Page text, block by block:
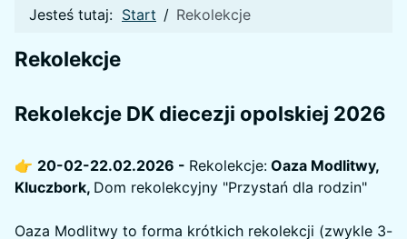
Jesteś tutaj: Start Rekolekcje
Rekolekcje
Rekolekcje DK diecezji opolskiej 2026
👉 20-02-22.02.2026 - Rekolekcje: Oaza Modlitwy,
Kluczbork, Dom rekolekcyjny "Przystań dla rodzin"
Oaza Modlitwy to forma krótkich rekolekcji (zwykle 3-